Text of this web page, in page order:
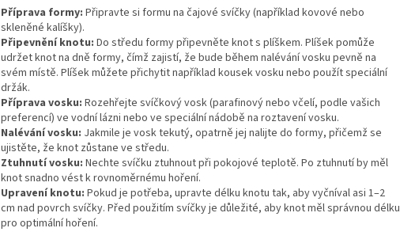
Příprava formy: Připravte si formu na čajové svíčky (například kovové nebo
skleněné kalíšky).
Připevnění knotu: Do středu formy připevněte knot s plíškem. Plíšek pomůže
udržet knot na dně formy, čímž zajistí, že bude během nalévání vosku pevně na
svém místě. Plíšek můžete přichytit například kousek vosku nebo použít speciální
držák.
Příprava vosku: Rozehřejte svíčkový vosk (parafinový nebo včelí, podle vašich
preferencí) ve vodní lázni nebo ve speciální nádobě na roztavení vosku.
Nalévání vosku: Jakmile je vosk tekutý, opatrně jej nalijte do formy, přičemž se
ujistěte, že knot zůstane ve středu.
Ztuhnutí vosku: Nechte svíčku ztuhnout při pokojové teplotě. Po ztuhnutí by měl
knot snadno vést k rovnoměrnému hoření.
Upravení knotu: Pokud je potřeba, upravte délku knotu tak, aby vyčníval asi 1–2
cm nad povrch svíčky. Před použitím svíčky je důležité, aby knot měl správnou délku
pro optimální hoření.